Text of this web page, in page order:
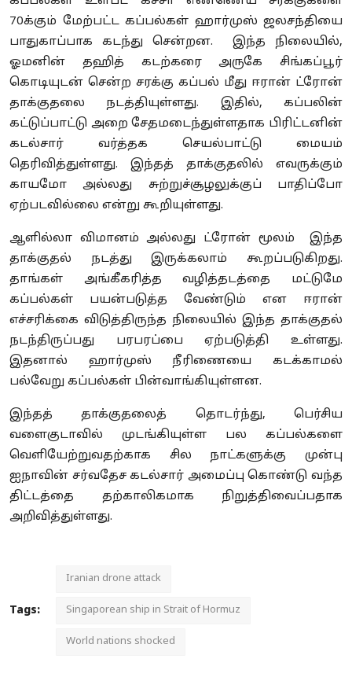
70க்கும் மேற்பட்ட கப்பல்கள் ஹார்முஸ் ஜலசந்தியை
பாதுகாப்பாக கடந்து சென்றன. இந்த நிலையில்,
ஓமனின் தஹித் கடற்கரை அருகே சிங்கப்பூர்
கொடியுடன் சென்ற சரக்கு கப்பல் மீது ஈரான் ட்ரோன்
தாக்குதலை நடத்தியுள்ளது. இதில், கப்பலின்
கட்டுப்பாட்டு அறை சேதமடைந்துள்ளதாக பிரிட்டனின்
கடல்சார் வர்த்தக செயல்பாட்டு மையம்
தெரிவித்துள்ளது. இந்தத் தாக்குதலில் எவருக்கும்
காயமோ அல்லது சுற்றுச்சூழலுக்குப் பாதிப்போ
ஏற்படவில்லை என்று கூறியுள்ளது.
ஆளில்லா விமானம் அல்லது ட்ரோன் மூலம் இந்த
தாக்குதல் நடத்து இருக்கலாம் கூறப்படுகிறது.
தாங்கள் அங்கீகரித்த வழித்தடத்தை மட்டுமே
கப்பல்கள் பயன்படுத்த வேண்டும் என ஈரான்
எச்சரிக்கை விடுத்திருந்த நிலையில் இந்த தாக்குதல்
நடந்திருப்பது பரபரப்பை ஏற்படுத்தி உள்ளது.
இதனால் ஹார்முஸ் நீரிணையை கடக்காமல்
பல்வேறு கப்பல்கள் பின்வாங்கியுள்ளன.
இந்தத் தாக்குதலைத் தொடர்ந்து, பெர்சிய
வளைகுடாவில் முடங்கியுள்ள பல கப்பல்களை
வெளியேற்றுவதற்காக சில நாட்களுக்கு முன்பு
ஐநாவின் சர்வதேச கடல்சார் அமைப்பு கொண்டு வந்த
திட்டத்தை தற்காலிகமாக நிறுத்திவைப்பதாக
அறிவித்துள்ளது.
Tags:
Iranian drone attack
Singaporean ship in Strait of Hormuz
World nations shocked